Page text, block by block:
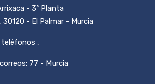
- 3ª Planta
30120 - El Palmar - Murcia
teléfonos ,
77 - Murcia